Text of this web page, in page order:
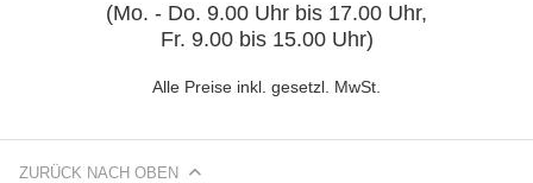
(Mo. - Do. 9.00 Uhr bis 17.00 Uhr,
Fr. 9.00 bis 15.00 Uhr)
Alle Preise inkl. gesetzl. MwSt.
ZURÜCK NACH OBEN